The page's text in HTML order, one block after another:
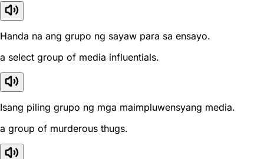
Handa na ang grupo ng sayaw para sa ensayo.
a select group of media influentials.
Isang piling grupo ng mga maimpluwensyang media.
a group of murderous thugs.